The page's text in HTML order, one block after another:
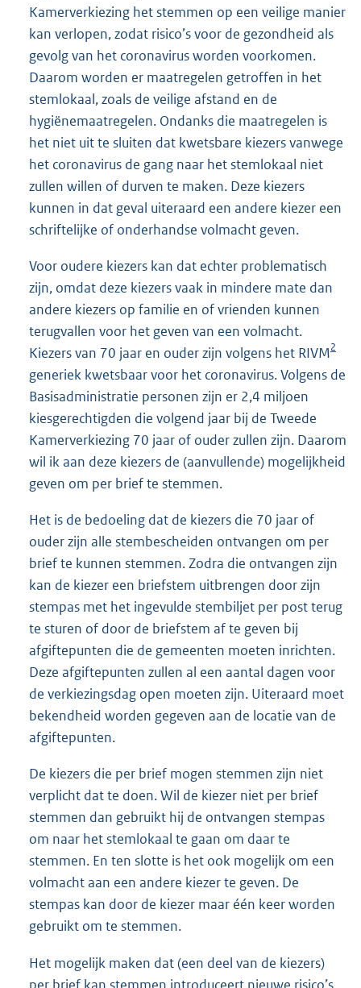
Kamerverkiezing het stemmen op een veilige manier
kan verlopen, zodat risico’s voor de gezondheid als
gevolg van het coronavirus worden voorkomen.
Daarom worden er maatregelen getroffen in het
stemlokaal, zoals de veilige afstand en de
hygiënemaatregelen. Ondanks die maatregelen is
het niet uit te sluiten dat kwetsbare kiezers vanwege
het coronavirus de gang naar het stemlokaal niet
zullen willen of durven te maken. Deze kiezers
kunnen in dat geval uiteraard een andere kiezer een
schriftelijke of onderhandse volmacht geven.
Voor oudere kiezers kan dat echter problematisch
zijn, omdat deze kiezers vaak in mindere mate dan
andere kiezers op familie en of vrienden kunnen
terugvallen voor het geven van een volmacht.
Kiezers van 70 jaar en ouder zijn volgens het RIVM2
generiek kwetsbaar voor het coronavirus. Volgens de
Basisadministratie personen zijn er 2,4 miljoen
kiesgerechtigden die volgend jaar bij de Tweede
Kamerverkiezing 70 jaar of ouder zullen zijn. Daarom
wil ik aan deze kiezers de (aanvullende) mogelijkheid
geven om per brief te stemmen.
Het is de bedoeling dat de kiezers die 70 jaar of
ouder zijn alle stembescheiden ontvangen om per
brief te kunnen stemmen. Zodra die ontvangen zijn
kan de kiezer een briefstem uitbrengen door zijn
stempas met het ingevulde stembiljet per post terug
te sturen of door de briefstem af te geven bij
afgiftepunten die de gemeenten moeten inrichten.
Deze afgiftepunten zullen al een aantal dagen voor
de verkiezingsdag open moeten zijn. Uiteraard moet
bekendheid worden gegeven aan de locatie van de
afgiftepunten.
De kiezers die per brief mogen stemmen zijn niet
verplicht dat te doen. Wil de kiezer niet per brief
stemmen dan gebruikt hij de ontvangen stempas
om naar het stemlokaal te gaan om daar te
stemmen. En ten slotte is het ook mogelijk om een
volmacht aan een andere kiezer te geven. De
stempas kan door de kiezer maar één keer worden
gebruikt om te stemmen.
Het mogelijk maken dat (een deel van de kiezers)